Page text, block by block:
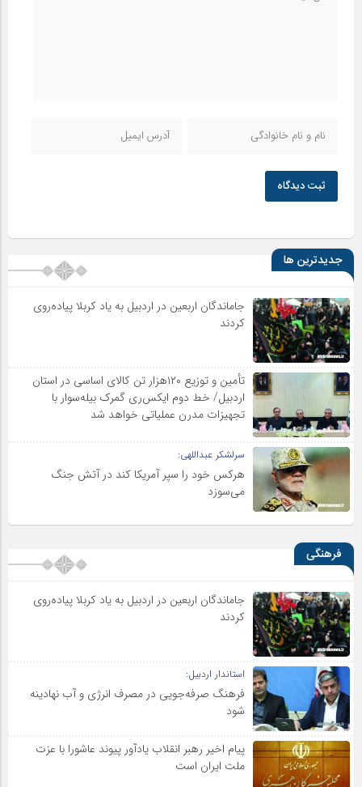
ثبت دیدگاه
جدیدترین ها
جاماندگان اربعین در اردبیل به یاد کربلا پیاده‌روی
کردند
تأمین و توزیع ۱۲۰هزار تن کالای اساسی در استان
اردبیل/ خط دوم ایکس‌ری گمرک بیله‌سوار با
تجهیزات مدرن عملیاتی خواهد شد
سرلشکر عبداللهی:
هرکس خود را سپر آمریکا کند در آتش جنگ
می‌سوزد
فرهنگی
جاماندگان اربعین در اردبیل به یاد کربلا پیاده‌روی
کردند
استاندار اردبیل:
فرهنگ صرفه‌جویی در مصرف انرژی و آب نهادینه
شود
پیام اخیر رهبر انقلاب یادآور پیوند عاشورا با عزت
ملت ایران است